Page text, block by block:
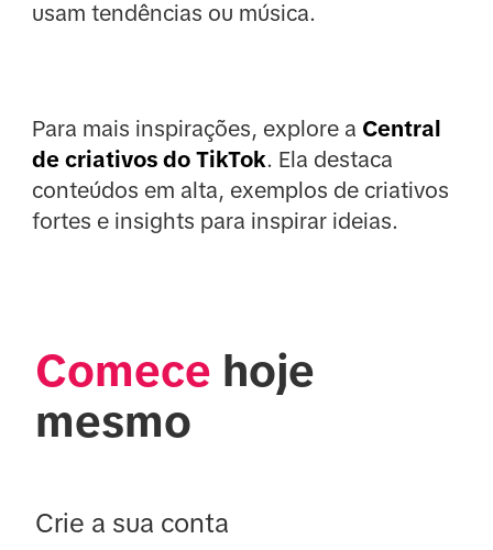
usam tendências ou música.
Para mais inspirações, explore a Central
de criativos do TikTok. Ela destaca
conteúdos em alta, exemplos de criativos
fortes e insights para inspirar ideias.
Comece hoje
mesmo
Crie a sua conta